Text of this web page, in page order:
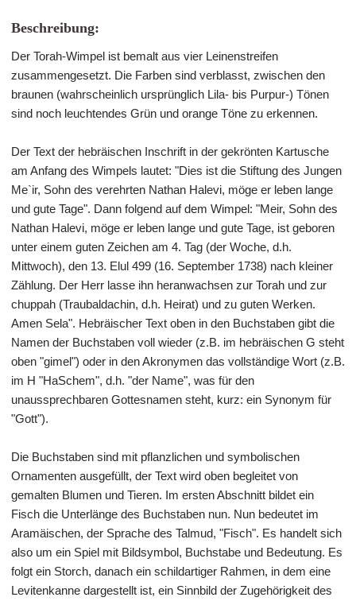
Beschreibung:
Der Torah-Wimpel ist bemalt aus vier Leinenstreifen
zusammengesetzt. Die Farben sind verblasst, zwischen den
braunen (wahrscheinlich ursprünglich Lila- bis Purpur-) Tönen
sind noch leuchtendes Grün und orange Töne zu erkennen.
Der Text der hebräischen Inschrift in der gekrönten Kartusche
am Anfang des Wimpels lautet: "Dies ist die Stiftung des Jungen
Me`ir, Sohn des verehrten Nathan Halevi, möge er leben lange
und gute Tage". Dann folgend auf dem Wimpel: "Meir, Sohn des
Nathan Halevi, möge er leben lange und gute Tage, ist geboren
unter einem guten Zeichen am 4. Tag (der Woche, d.h.
Mittwoch), den 13. Elul 499 (16. September 1738) nach kleiner
Zählung. Der Herr lasse ihn heranwachsen zur Torah und zur
chuppah (Traubaldachin, d.h. Heirat) und zu guten Werken.
Amen Sela". Hebräischer Text oben in den Buchstaben gibt die
Namen der Buchstaben voll wieder (z.B. im hebräischen G steht
oben "gimel") oder in den Akronymen das vollständige Wort (z.B.
im H "HaSchem", d.h. "der Name", was für den
unaussprechbaren Gottesnamen steht, kurz: ein Synonym für
"Gott").
Die Buchstaben sind mit pflanzlichen und symbolischen
Ornamenten ausgefüllt, der Text wird oben begleitet von
gemalten Blumen und Tieren. Im ersten Abschnitt bildet ein
Fisch die Unterlänge des Buchstaben nun. Nun bedeutet im
Aramäischen, der Sprache des Talmud, "Fisch". Es handelt sich
also um ein Spiel mit Bildsymbol, Buchstabe und Bedeutung. Es
folgt ein Storch, danach ein schildartiger Rahmen, in dem eine
Levitenkanne dargestellt ist, ein Sinnbild der Zugehörigkeit des